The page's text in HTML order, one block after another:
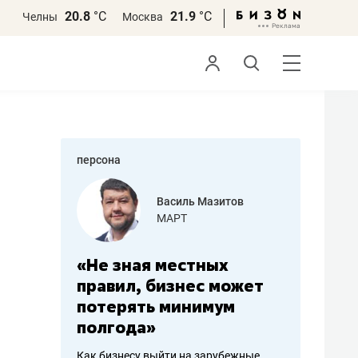
Челны 20.8 °С Москва 21.9 °С
персона
Василь Мазитов
МАРТ
«Не зная местных
правил, бизнес может
потерять минимум
полгода»